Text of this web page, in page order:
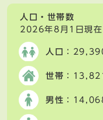
人口・世帯数
2026年8月1日現在
人口 ：
世帯 ：
男性 ：